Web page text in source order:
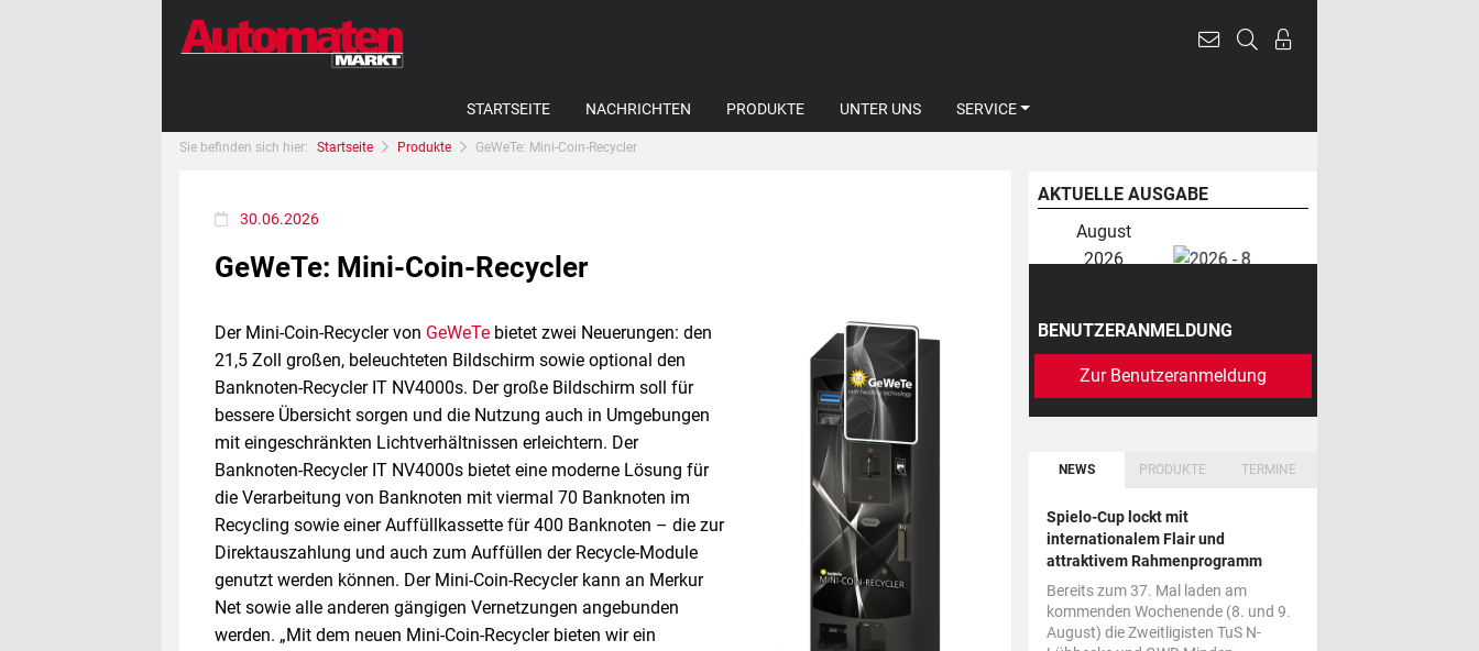
STARTSEITE NACHRICHTEN PRODUKTE UNTER UNS SERVICE
Sie befinden sich hier: Startseite Produkte GeWeTe: Mini-Coin-Recycler
30.06.2026
GeWeTe: Mini-Coin-Recycler
Der Mini-Coin-Recycler von GeWeTe bietet zwei Neuerungen: den
21,5 Zoll großen, beleuchteten Bildschirm sowie optional den
Banknoten-Recycler IT NV4000s. Der große Bildschirm soll für
bessere Übersicht sorgen und die Nutzung auch in Umgebungen
mit eingeschränkten Lichtverhältnissen erleichtern. Der
Banknoten-Recycler IT NV4000s bietet eine moderne Lösung für
die Verarbeitung von Banknoten mit viermal 70 Banknoten im
Recycling sowie einer Auffüllkassette für 400 Banknoten – die zur
Direktauszahlung und auch zum Auffüllen der Recycle-Module
genutzt werden können. Der Mini-Coin-Recycler kann an Merkur
Net sowie alle anderen gängigen Vernetzungen angebunden
werden. „Mit dem neuen Mini-Coin-Recycler bieten wir ein
AKTUELLE AUSGABE
August
2026
BENUTZERANMELDUNG
Zur Benutzeranmeldung
NEWS PRODUKTE TERMINE
Spielo-Cup lockt mit
internationalem Flair und
attraktivem Rahmenprogramm
Bereits zum 37. Mal laden am
kommenden Wochenende (8. und 9.
August) die Zweitligisten TuS N-